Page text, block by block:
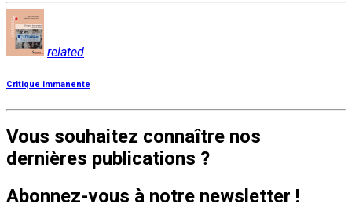
related
Critique immanente
Vous souhaitez connaître nos
dernières publications ?
Abonnez-vous à notre newsletter !